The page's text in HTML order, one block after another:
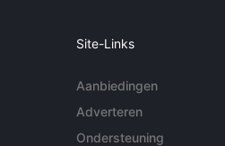
Site-Links
Aanbiedingen
Adverteren
Ondersteuning